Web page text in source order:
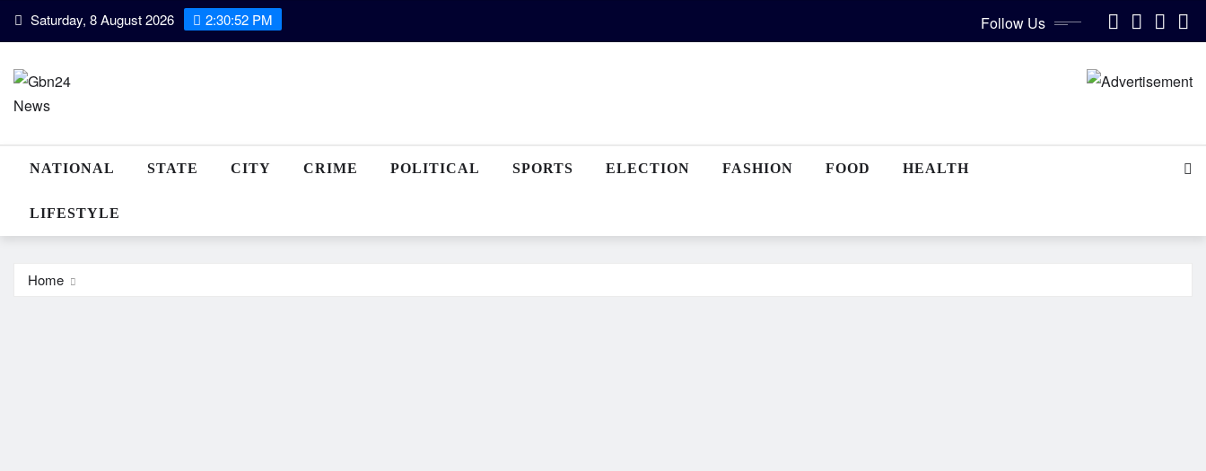
Skip Saturday, 8 August 2026 2:30:53 PM Follow Us
NATIONAL STATE CITY CRIME POLITICAL SPORTS ELECTION FASHION FOOD HEALTH
LIFESTYLE
Home